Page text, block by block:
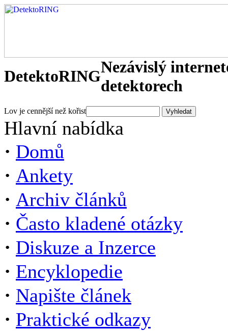
DetektoRINGNezávislý
detektorech
Lov je cennější než kořist
Hlavní nabídka
· Domů
· Ankety
· Archiv článků
· Často kladené otázky
· Diskuze a Inzerce
· Encyklopedie
· Napište článek
· Praktické odkazy